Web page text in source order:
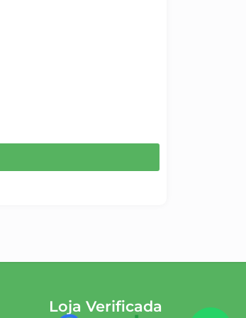
Loja Verificada